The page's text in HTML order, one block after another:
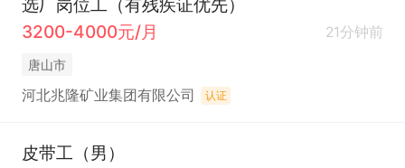
3200-4000元/月
21分钟前
唐山市
河北兆隆矿业集团有限公司 认证
皮带工（男）